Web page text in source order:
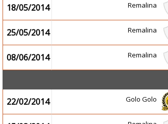
18/05/2014 Remalina
25/05/2014 Remalina
08/06/2014 Remalina
22/02/2014
Golo Golo